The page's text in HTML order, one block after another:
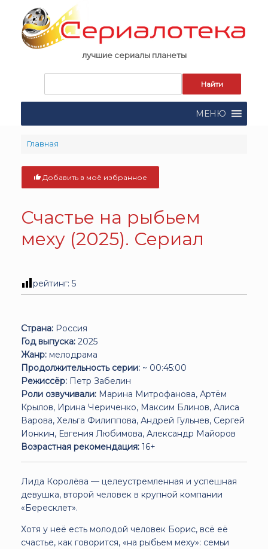
content
лучшие сериалы планеты
поиска:
МЕНЮ
Главная
Добавить в моё избранное
Счастье на рыбьем
меху (2025). Сериал
рейтинг: 5
Страна: Россия
Год выпуска: 2025
Жанр: мелодрама
Продолжительность серии: ~ 00:45:00
Режиссёр: Петр Забелин
Роли озвучивали: Марина Митрофанова, Артём
Крылов, Ирина Чериченко, Максим Блинов, Алиса
Варова, Хельга Филиппова, Андрей Гульнев, Сергей
Ионкин, Евгения Любимова, Александр Майоров
Возрастная рекомендация: 16+
Лида Королёва — целеустремленная и успешная
девушка, второй человек в крупной компании
«Бересклет».
Хотя у неё есть молодой человек Борис, всё её
счастье, как говорится, «на рыбьем меху»: семьи